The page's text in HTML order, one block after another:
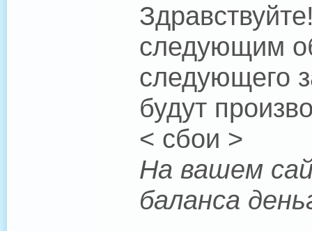
следующим
следующего
будут
< сбои >
На вашем
баланса